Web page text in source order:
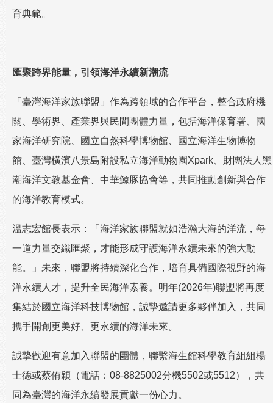
育典範。
匯聚跨界能量，引領海洋永續新潮流
「臺灣海洋家族聯盟」作為跨領域的合作平台，整合政府機
關、學術界、產業界與民間團體力量，包括海洋保育署、國
家海洋研究院、國立自然科學博物館、國立海洋生物博物
館、臺灣橫濱八景島附設私立海洋動物園Xpark、財團法人黑
潮海洋文教基金會、中華鯨豚協會等，共同推動創新與合作
的海洋教育模式。
溫志宏館長表示：「海洋家族聯盟就如浩瀚大海的洋流，每
一道力量交織匯聚，才能形成守護海洋永續未來的強大動
能。」未來，聯盟將持續深化合作，培育具備國際視野的海
洋永續人才，提升全民海洋素養。明年(2026年)聯盟將再度
集結於國立海洋科技博物館，誠摯邀請更多夥伴加入，共同
攜手開創更美好、更永續的海洋未來。
誠摯歡迎有意加入聯盟的團體，聯繫海生館科學教育組組楊
士德或蔡侑穎（電話：08-8825002分機5502或5512），共
同為臺灣的海洋永續發展貢獻一份心力。